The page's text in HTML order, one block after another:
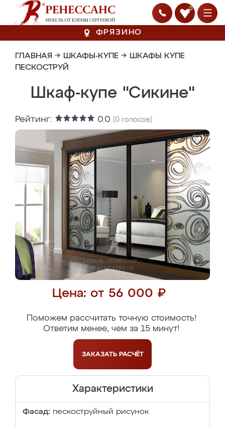
0
ФРЯЗИНО
ГЛАВНАЯ → ШКАФЫ-КУПЕ → ШКАФЫ КУПЕ
ПЕСКОСТРУЙ
Шкаф-купе "Сикине"
Рейтинг: 0.0 (0 голосов)
Цена: от 56 000 ₽
Поможем рассчитать точную стоимость!
Ответим менее, чем за 15 минут!
ЗАКАЗАТЬ РАСЧЁТ
Характеристики
Фасад: пескоструйный рисунок